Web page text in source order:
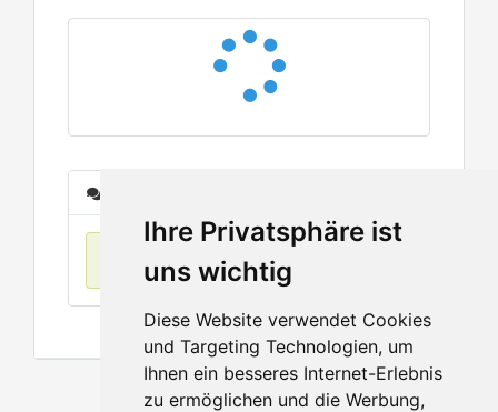
Ihre Privatsphäre ist
uns wichtig
Diese Website verwendet Cookies
und Targeting Technologien, um
Ihnen ein besseres Internet-Erlebnis
zu ermöglichen und die Werbung,
No items found